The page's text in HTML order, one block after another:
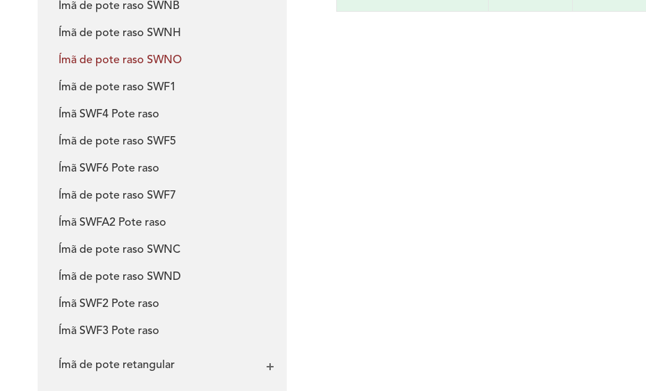
Ímã de pote raso SWNB
Ímã de pote raso SWNH
Ímã de pote raso SWNO
Ímã de pote raso SWF1
Ímã SWF4 Pote raso
Ímã de pote raso SWF5
Ímã SWF6 Pote raso
Ímã de pote raso SWF7
Ímã SWFA2 Pote raso
Ímã de pote raso SWNC
Ímã de pote raso SWND
Ímã SWF2 Pote raso
Ímã SWF3 Pote raso
Ímã de pote retangular